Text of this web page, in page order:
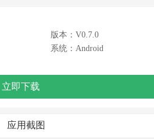
版本：V0.7.0
系统：Android
立即下载
应用截图